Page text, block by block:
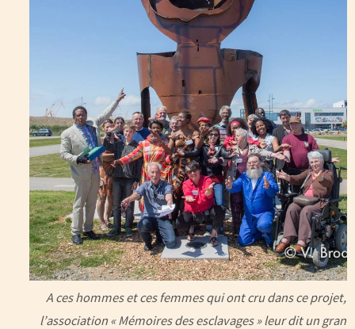
A ces hommes et ces femmes qui ont cru dans ce projet,
l’association « Mémoires des esclavages » leur dit un grand